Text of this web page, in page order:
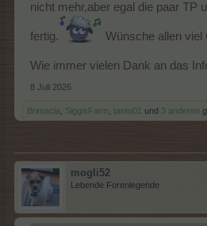
nicht mehr,aber egal die paar TP
fertig. Wünsche allen viel
Wie immer vielen Dank an das
8 Juli 2026
Brimacla SiggisFarm tanto01 und 3 anderen
mogli52
Lebende Forenlegende